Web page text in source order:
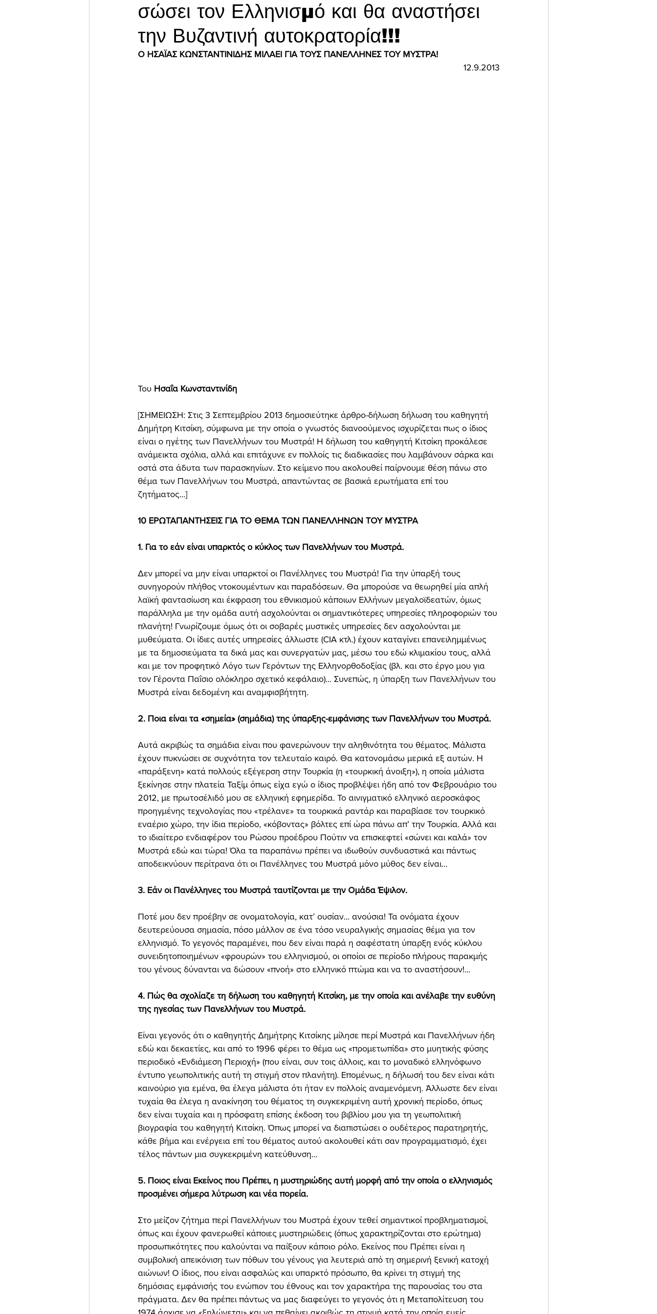
σώσει τον Ελληνισμό και θα αναστήσει
την Βυζαντινή αυτοκρατορία!!!
Ο ΗΣΑΪΑΣ ΚΩΝΣΤΑΝΤΙΝΙΔΗΣ ΜΙΛΑΕΙ ΓΙΑ ΤΟΥΣ ΠΑΝΕΛΛΗΝΕΣ ΤΟΥ ΜΥΣΤΡΑ!
12.9.2013
Του Ησαΐα Κωνσταντινίδη
[ΣΗΜΕΙΩΣΗ: Στις 3 Σεπτεμβρίου 2013 δημοσιεύτηκε άρθρο-δήλωση δήλωση του καθηγητή
Δημήτρη Κιτσίκη, σύμφωνα με την οποία ο γνωστός διανοούμενος ισχυρίζεται πως ο ίδιος
είναι ο ηγέτης των Πανελλήνων του Μυστρά! Η δήλωση του καθηγητή Κιτσίκη προκάλεσε
ανάμεικτα σχόλια, αλλά και επιτάχυνε εν πολλοίς τις διαδικασίες που λαμβάνουν σάρκα και
οστά στα άδυτα των παρασκηνίων. Στο κείμενο που ακολουθεί παίρνουμε θέση πάνω στο
θέμα των Πανελλήνων του Μυστρά, απαντώντας σε βασικά ερωτήματα επί του
ζητήματος...]
10 ΕΡΩΤΑΠΑΝΤΗΣΕΙΣ ΓΙΑ ΤΟ ΘΕΜΑ ΤΩΝ ΠΑΝΕΛΛΗΝΩΝ ΤΟΥ ΜΥΣΤΡΑ
1. Για το εάν είναι υπαρκτός ο κύκλος των Πανελλήνων του Μυστρά.
Δεν μπορεί να μην είναι υπαρκτοί οι Πανέλληνες του Μυστρά! Για την ύπαρξή τους
συνηγορούν πλήθος ντοκουμέντων και παραδόσεων. Θα μπορούσε να θεωρηθεί μία απλή
λαϊκή φαντασίωση και έκφραση του εθνικισμού κάποιων Ελλήνων μεγαλοϊδεατών, όμως
παράλληλα με την ομάδα αυτή ασχολούνται οι σημαντικότερες υπηρεσίες πληροφοριών του
πλανήτη! Γνωρίζουμε όμως ότι οι σοβαρές μυστικές υπηρεσίες δεν ασχολούνται με
μυθεύματα. Οι ίδιες αυτές υπηρεσίες άλλωστε (CIA κτλ.) έχουν καταγίνει επανειλημμένως
με τα δημοσιεύματα τα δικά μας και συνεργατών μας, μέσω του εδώ κλιμακίου τους, αλλά
και με τον προφητικό Λόγο των Γερόντων της Ελληνορθοδοξίας (βλ. και στο έργο μου για
τον Γέροντα Παΐσιο ολόκληρο σχετικό κεφάλαιο)... Συνεπώς, η ύπαρξη των Πανελλήνων του
Μυστρά είναι δεδομένη και αναμφισβήτητη.
2. Ποια είναι τα «σημεία» (σημάδια) της ύπαρξης-εμφάνισης των Πανελλήνων του Μυστρά.
Αυτά ακριβώς τα σημάδια είναι που φανερώνουν την αληθινότητα του θέματος. Μάλιστα
έχουν πυκνώσει σε συχνότητα τον τελευταίο καιρό. Θα κατονομάσω μερικά εξ αυτών. Η
«παράξενη» κατά πολλούς εξέγερση στην Τουρκία (η «τουρκική άνοιξη»), η οποία μάλιστα
ξεκίνησε στην πλατεία Ταξίμ όπως είχα εγώ ο ίδιος προβλέψει ήδη από τον Φεβρουάριο του
2012, με πρωτοσέλιδό μου σε ελληνική εφημερίδα. Το αινιγματικό ελληνικό αεροσκάφος
προηγμένης τεχνολογίας που «τρέλανε» τα τουρκικά ραντάρ και παραβίασε τον τουρκικό
εναέριο χώρο, την ίδια περίοδο, «κόβοντας» βόλτες επί ώρα πάνω απ’ την Τουρκία. Αλλά και
το ιδιαίτερο ενδιαφέρον του Ρώσου προέδρου Πούτιν να επισκεφτεί «σώνει και καλά» τον
Μυστρά εδώ και τώρα! Όλα τα παραπάνω πρέπει να ιδωθούν συνδυαστικά και πάντως
αποδεικνύουν περίτρανα ότι οι Πανέλληνες του Μυστρά μόνο μύθος δεν είναι...
3. Εάν οι Πανέλληνες του Μυστρά ταυτίζονται με την Ομάδα Έψιλον.
Ποτέ μου δεν προέβην σε ονοματολογία, κατ’ ουσίαν... ανούσια! Τα ονόματα έχουν
δευτερεύουσα σημασία, πόσο μάλλον σε ένα τόσο νευραλγικής σημασίας θέμα για τον
ελληνισμό. Το γεγονός παραμένει, που δεν είναι παρά η σαφέστατη ύπαρξη ενός κύκλου
συνειδητοποιημένων «φρουρών» του ελληνισμού, οι οποίοι σε περίοδο πλήρους παρακμής
του γένους δύνανται να δώσουν «πνοή» στο ελληνικό πτώμα και να το αναστήσουν!...
4. Πώς θα σχολίαζε τη δήλωση του καθηγητή Κιτσίκη, με την οποία και ανέλαβε την ευθύνη
της ηγεσίας των Πανελλήνων του Μυστρά.
Είναι γεγονός ότι ο καθηγητής Δημήτρης Κιτσίκης μίλησε περί Μυστρά και Πανελλήνων ήδη
εδώ και δεκαετίες, και από το 1996 φέρει το θέμα ως «προμετωπίδα» στο μυητικής φύσης
περιοδικό «Ενδιάμεση Περιοχή» (που είναι, συν τοις άλλοις, και το μοναδικό ελληνόφωνο
έντυπο γεωπολιτικής αυτή τη στιγμή στον πλανήτη). Επομένως, η δήλωσή του δεν είναι κάτι
καινούριο για εμένα, θα έλεγα μάλιστα ότι ήταν εν πολλοίς αναμενόμενη. Άλλωστε δεν είναι
τυχαία θα έλεγα η ανακίνηση του θέματος τη συγκεκριμένη αυτή χρονική περίοδο, όπως
δεν είναι τυχαία και η πρόσφατη επίσης έκδοση του βιβλίου μου για τη γεωπολιτική
βιογραφία του καθηγητή Κιτσίκη. Όπως μπορεί να διαπιστώσει ο ουδέτερος παρατηρητής,
κάθε βήμα και ενέργεια επί του θέματος αυτού ακολουθεί κάτι σαν προγραμματισμό, έχει
τέλος πάντων μια συγκεκριμένη κατεύθυνση...
5. Ποιος είναι Εκείνος που Πρέπει, η μυστηριώδης αυτή μορφή από την οποία ο ελληνισμός
προσμένει σήμερα λύτρωση και νέα πορεία.
Στο μείζον ζήτημα περί Πανελλήνων του Μυστρά έχουν τεθεί σημαντικοί προβληματισμοί,
όπως και έχουν φανερωθεί κάποιες μυστηριώδεις (όπως χαρακτηρίζονται στο ερώτημα)
προσωπικότητες που καλούνται να παίξουν κάποιο ρόλο. Εκείνος που Πρέπει είναι η
συμβολική απεικόνιση των πόθων του γένους για λευτεριά από τη σημερινή ξενική κατοχή
αιώνων! Ο ίδιος, που είναι ασφαλώς και υπαρκτό πρόσωπο, θα κρίνει τη στιγμή της
δημόσιας εμφάνισής του ενώπιον του έθνους και τον χαρακτήρα της παρουσίας του στα
πράγματα. Δεν θα πρέπει πάντως να μας διαφεύγει το γεγονός ότι η Μεταπολίτευση του